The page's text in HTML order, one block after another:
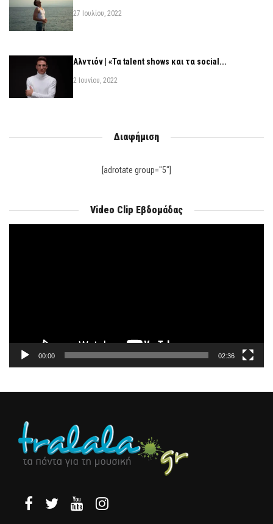
27 Ιουλίου, 2022
Αλντιόν | «Τα talent shows και τα social...
2 Ιουνίου, 2022
Διαφήμιση
[adrotate group="5"]
Video Clip Εβδομάδας
00:00 02:36